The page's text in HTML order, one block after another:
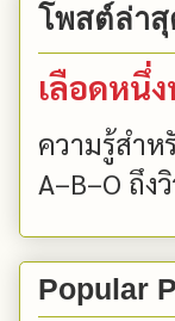
โพสต์ล่า
เลือดหนึ่
ความรู้สำห
A–B–O ถึง
Popular